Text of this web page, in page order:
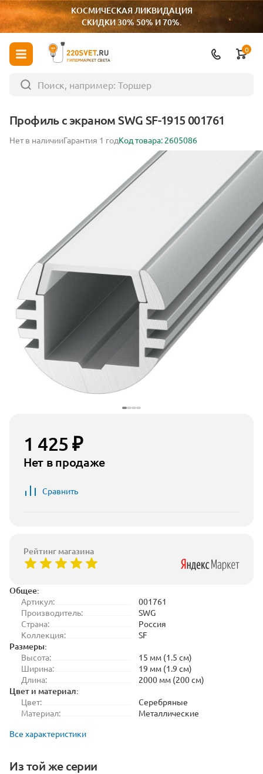
КОСМИЧЕСКАЯ ЛИКВИДАЦИЯ
СКИДКИ 30% 50% И 70%.
ГИПЕРМАРКЕТ СВЕТА
0
Профиль с экраном SWG SF-1915 001761
Нет в наличииГарантия 1 годКод товара: 2605086
Общее:
Артикул:
001761
Производитель:
SWG
Страна:
Россия
Коллекция:
SF
Размеры:
Высота:
15 мм (1.5 см)
Ширина:
19 мм (1.9 см)
Длина:
2000 мм (200 см)
Цвет и материал:
Цвет:
Серебряные
Материал:
Металлические
Все характеристики
Из той же серии
1 425 ₽
Нет в продаже
Сравнить
Рейтинг магазина